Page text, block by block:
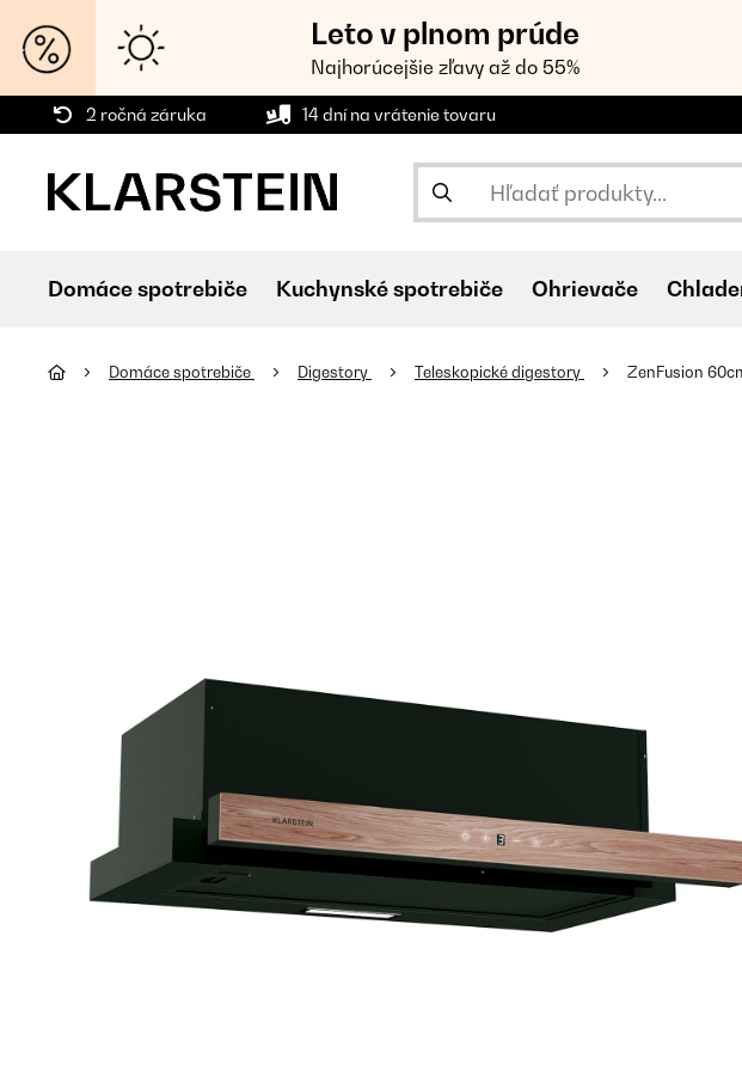
Leto v plnom prúde
Najhorúcejšie zľavy až do 55%
2 ročná záruka 14 dní na vrátenie tovaru
Domáce spotrebiče Kuchynské spotrebiče Ohrievače
Domáce spotrebiče Digestory Teleskopické digestory ZenFusion